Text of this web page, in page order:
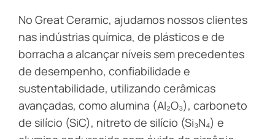
No Great Ceramic, ajudamos nossos clientes
nas indústrias química, de plásticos e de
borracha a alcançar níveis sem precedentes
de desempenho, confiabilidade e
sustentabilidade, utilizando cerâmicas
avançadas, como alumina (Al₂O₃), carboneto
de silício (SiC), nitreto de silício (Si₃N₄) e